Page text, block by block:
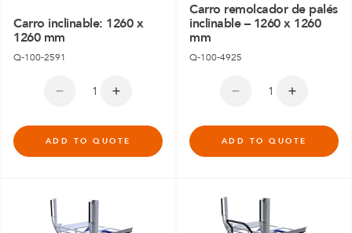
Carro inclinable: 1260 x
1260 mm
Q-100-2591
ADD TO QUOTE
Carro remolcador de palés
inclinable – 1260 x 1260
mm
Q-100-4925
ADD TO QUOTE